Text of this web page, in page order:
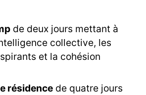
de deux jours mettant à
collective, les
et la cohésion
résidence de quatre jours